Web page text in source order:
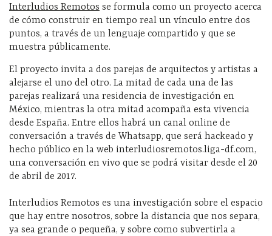
Interludios Remotos se formula como un proyecto acerca
de cómo construir en tiempo real un vínculo entre dos
puntos, a través de un lenguaje compartido y que se
muestra públicamente.
El proyecto invita a dos parejas de arquitectos y artistas a
alejarse el uno del otro. La mitad de cada una de las
parejas realizará una residencia de investigación en
México, mientras la otra mitad acompaña esta vivencia
desde España. Entre ellos habrá un canal online de
conversación a través de Whatsapp, que será hackeado y
hecho público en la web interludiosremotos.liga-df.com,
una conversación en vivo que se podrá visitar desde el 20
de abril de 2017.​
Interludios Remotos es una investigación sobre el espacio
que hay entre nosotros, sobre la distancia que nos separa,
ya sea grande o pequeña, y sobre como subvertirla a